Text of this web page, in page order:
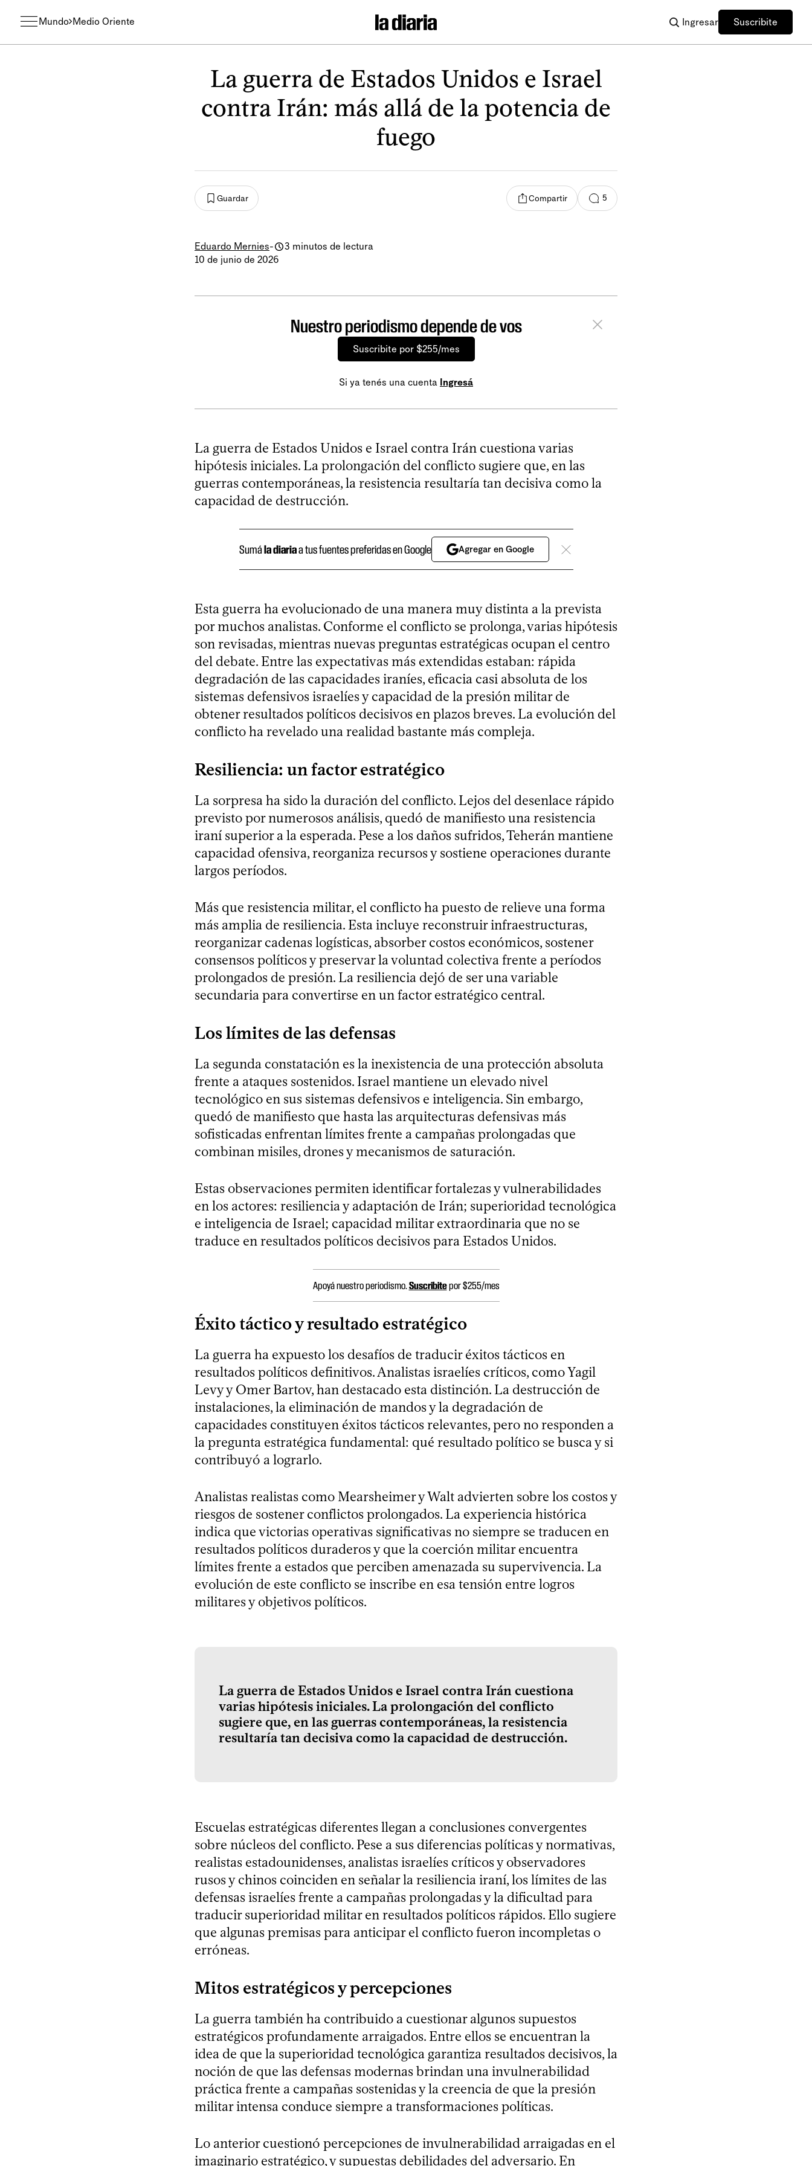
Mundo Medio Oriente Ingresar Suscribite
La guerra de Estados Unidos e Israel
contra Irán: más allá de la potencia de
fuego
Guardar Compartir 5
Eduardo Mernies-
3 minutos de lectura
10 de junio de 2026
Nuestro periodismo depende de vos
Suscribite por $255/mes
Si ya tenés una cuenta Ingresá
La guerra de Estados Unidos e Israel contra Irán cuestiona varias
hipótesis iniciales. La prolongación del conflicto sugiere que, en las
guerras contemporáneas, la resistencia resultaría tan decisiva como la
capacidad de destrucción.
Sumála diariaa tus fuentes preferidas en Google Agregar en Google
Esta guerra ha evolucionado de una manera muy distinta a la prevista
por muchos analistas. Conforme el conflicto se prolonga, varias hipótesis
son revisadas, mientras nuevas preguntas estratégicas ocupan el centro
del debate. Entre las expectativas más extendidas estaban: rápida
degradación de las capacidades iraníes, eficacia casi absoluta de los
sistemas defensivos israelíes y capacidad de la presión militar de
obtener resultados políticos decisivos en plazos breves. La evolución del
conflicto ha revelado una realidad bastante más compleja.
Resiliencia: un factor estratégico
La sorpresa ha sido la duración del conflicto. Lejos del desenlace rápido
previsto por numerosos análisis, quedó de manifiesto una resistencia
iraní superior a la esperada. Pese a los daños sufridos, Teherán mantiene
capacidad ofensiva, reorganiza recursos y sostiene operaciones durante
largos períodos.
Más que resistencia militar, el conflicto ha puesto de relieve una forma
más amplia de resiliencia. Esta incluye reconstruir infraestructuras,
reorganizar cadenas logísticas, absorber costos económicos, sostener
consensos políticos y preservar la voluntad colectiva frente a períodos
prolongados de presión. La resiliencia dejó de ser una variable
secundaria para convertirse en un factor estratégico central.
Los límites de las defensas
La segunda constatación es la inexistencia de una protección absoluta
frente a ataques sostenidos. Israel mantiene un elevado nivel
tecnológico en sus sistemas defensivos e inteligencia. Sin embargo,
quedó de manifiesto que hasta las arquitecturas defensivas más
sofisticadas enfrentan límites frente a campañas prolongadas que
combinan misiles, drones y mecanismos de saturación.
Estas observaciones permiten identificar fortalezas y vulnerabilidades
en los actores: resiliencia y adaptación de Irán; superioridad tecnológica
e inteligencia de Israel; capacidad militar extraordinaria que no se
traduce en resultados políticos decisivos para Estados Unidos.
Apoyá nuestro periodismo.Suscribitepor $255/mes
Éxito táctico y resultado estratégico
La guerra ha expuesto los desafíos de traducir éxitos tácticos en
resultados políticos definitivos. Analistas israelíes críticos, como Yagil
Levy y Omer Bartov, han destacado esta distinción. La destrucción de
instalaciones, la eliminación de mandos y la degradación de
capacidades constituyen éxitos tácticos relevantes, pero no responden a
la pregunta estratégica fundamental: qué resultado político se busca y si
contribuyó a lograrlo.
Analistas realistas como Mearsheimer y Walt advierten sobre los costos y
riesgos de sostener conflictos prolongados. La experiencia histórica
indica que victorias operativas significativas no siempre se traducen en
resultados políticos duraderos y que la coerción militar encuentra
límites frente a estados que perciben amenazada su supervivencia. La
evolución de este conflicto se inscribe en esa tensión entre logros
militares y objetivos políticos.
La guerra de Estados Unidos e Israel contra Irán cuestiona
varias hipótesis iniciales. La prolongación del conflicto
sugiere que, en las guerras contemporáneas, la resistencia
resultaría tan decisiva como la capacidad de destrucción.
Escuelas estratégicas diferentes llegan a conclusiones convergentes
sobre núcleos del conflicto. Pese a sus diferencias políticas y normativas,
realistas estadounidenses, analistas israelíes críticos y observadores
rusos y chinos coinciden en señalar la resiliencia iraní, los límites de las
defensas israelíes frente a campañas prolongadas y la dificultad para
traducir superioridad militar en resultados políticos rápidos. Ello sugiere
que algunas premisas para anticipar el conflicto fueron incompletas o
erróneas.
Mitos estratégicos y percepciones
La guerra también ha contribuido a cuestionar algunos supuestos
estratégicos profundamente arraigados. Entre ellos se encuentran la
idea de que la superioridad tecnológica garantiza resultados decisivos, la
noción de que las defensas modernas brindan una invulnerabilidad
práctica frente a campañas sostenidas y la creencia de que la presión
militar intensa conduce siempre a transformaciones políticas.
Lo anterior cuestionó percepciones de invulnerabilidad arraigadas en el
imaginario estratégico, y supuestas debilidades del adversario. En